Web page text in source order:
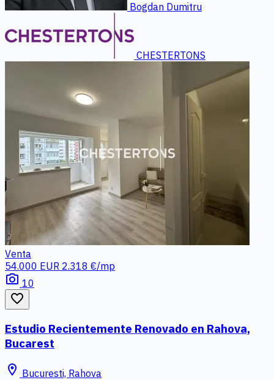
Bogdan Dumitru
CHESTERTONS
Venta
54.000 EUR 2.318 €/mp
photo_camera 10
favorite_border
Estudio Recientemente Renovado en Rahova,
Bucarest
location_on Bucuresti, Rahova